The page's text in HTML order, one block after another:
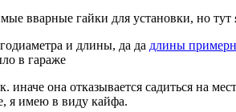
вварные гайки для установки, но тут
и длины, да да длины
в гараже
иначе она отказывается садиться на
я имею в виду кайфа.